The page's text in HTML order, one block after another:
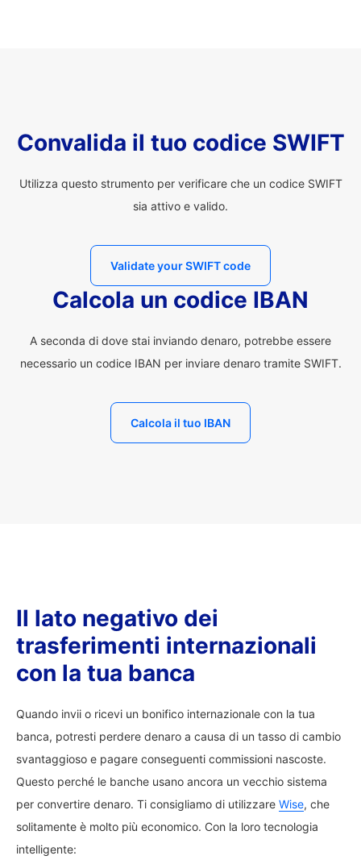
Convalida il tuo codice SWIFT
Utilizza questo strumento per verificare che un codice SWIFT
sia attivo e valido.
Validate your SWIFT code
Calcola un codice IBAN
A seconda di dove stai inviando denaro, potrebbe essere
necessario un codice IBAN per inviare denaro tramite SWIFT.
Calcola il tuo IBAN
Il lato negativo dei
trasferimenti internazionali
con la tua banca
Quando invii o ricevi un bonifico internazionale con la tua
banca, potresti perdere denaro a causa di un tasso di cambio
svantaggioso e pagare conseguenti commissioni nascoste.
Questo perché le banche usano ancora un vecchio sistema
per convertire denaro. Ti consigliamo di utilizzare Wise, che
solitamente è molto più economico. Con la loro tecnologia
intelligente: